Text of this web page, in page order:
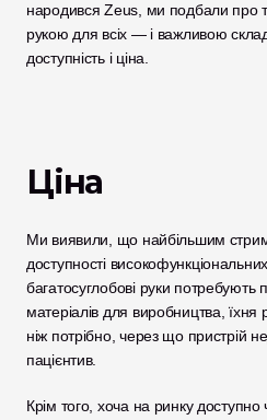
народився Zeus, ми подбали про
рукою для всіх — і важливою
доступність і ціна.
Ціна
Ми виявили, що найбільшим
доступності
багатосуглобові руки потребують
матеріалів для виробництва, їхня
ніж потрібно, через що пристрій
пацієнтив.
Крім того, хоча на ринку доступно